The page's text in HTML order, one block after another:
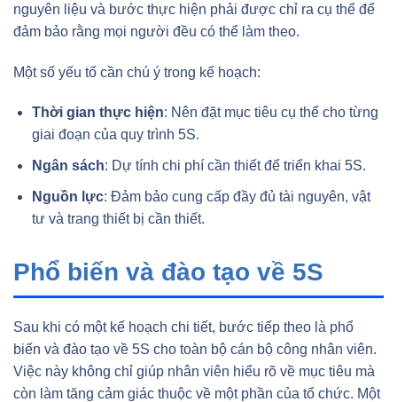
nguyên liệu và bước thực hiện phải được chỉ ra cụ thể để
đảm bảo rằng mọi người đều có thể làm theo.
Một số yếu tố cần chú ý trong kế hoạch:
Thời gian thực hiện: Nên đặt mục tiêu cụ thể cho từng
giai đoạn của quy trình 5S.
Ngân sách: Dự tính chi phí cần thiết để triển khai 5S.
Nguồn lực: Đảm bảo cung cấp đầy đủ tài nguyên, vật
tư và trang thiết bị cần thiết.
Phổ biến và đào tạo về 5S
Sau khi có một kế hoạch chi tiết, bước tiếp theo là phổ
biến và đào tạo về 5S cho toàn bộ cán bộ công nhân viên.
Việc này không chỉ giúp nhân viên hiểu rõ về mục tiêu mà
còn làm tăng cảm giác thuộc về một phần của tổ chức. Một